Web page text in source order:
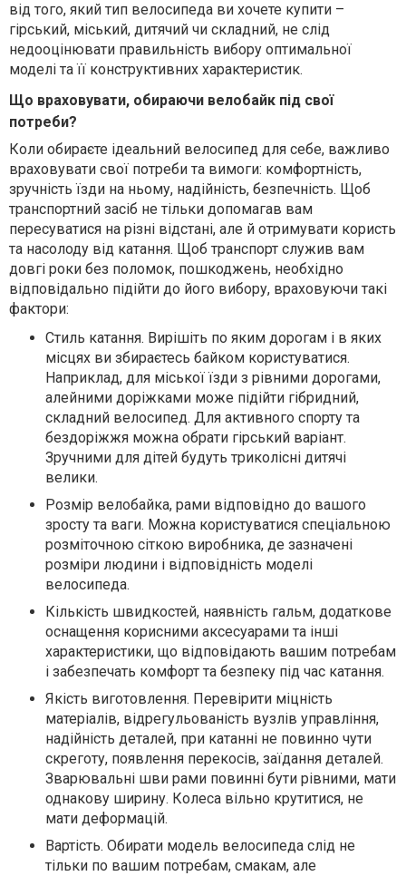
від того, який тип велосипеда ви хочете купити –
гірський, міський, дитячий чи складний, не слід
недооцінювати правильність вибору оптимальної
моделі та її конструктивних характеристик.
Що враховувати, обираючи велобайк під свої
потреби?
Коли обираєте ідеальний велосипед для себе, важливо
враховувати свої потреби та вимоги: комфортність,
зручність їзди на ньому, надійність, безпечність. Щоб
транспортний засіб не тільки допомагав вам
пересуватися на різні відстані, але й отримувати користь
та насолоду від катання. Щоб транспорт служив вам
довгі роки без поломок, пошкоджень, необхідно
відповідально підійти до його вибору, враховуючи такі
фактори:
Стиль катання. Вирішіть по яким дорогам і в яких
місцях ви збираєтесь байком користуватися.
Наприклад, для міської їзди з рівними дорогами,
алейними доріжками може підійти гібридний,
складний велосипед. Для активного спорту та
бездоріжжя можна обрати гірський варіант.
Зручними для дітей будуть триколісні дитячі
велики.
Розмір велобайка, рами відповідно до вашого
зросту та ваги. Можна користуватися спеціальною
розміточною сіткою виробника, де зазначені
розміри людини і відповідність моделі
велосипеда.
Кількість швидкостей, наявність гальм, додаткове
оснащення корисними аксесуарами та інші
характеристики, що відповідають вашим потребам
і забезпечать комфорт та безпеку під час катання.
Якість виготовлення. Перевірити міцність
матеріалів, відрегульованість вузлів управління,
надійність деталей, при катанні не повинно чути
скреготу, появлення перекосів, заїдання деталей.
Зварювальні шви рами повинні бути рівними, мати
однакову ширину. Колеса вільно крутитися, не
мати деформацій.
Вартість. Обирати модель велосипеда слід не
тільки по вашим потребам, смакам, але